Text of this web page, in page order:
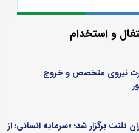
و استخدام
نیروی متخصص و خروج
تلنت برگزار شد؛ «سرمایه انسانی؛ از